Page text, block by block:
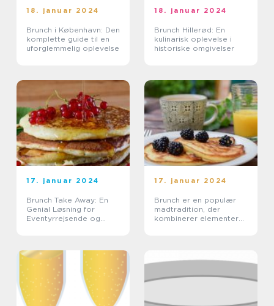
18. januar 2024
Brunch i København: Den
komplette guide til en
uforglemmelig oplevelse
18. januar 2024
Brunch Hillerød: En
kulinarisk oplevelse i
historiske omgivelser
17. januar 2024
Brunch Take Away: En
Genial Løsning for
Eventyrrejsende og
17. januar 2024
Brunch er en populær
madtradition, der
kombinerer elementer
spiseop...